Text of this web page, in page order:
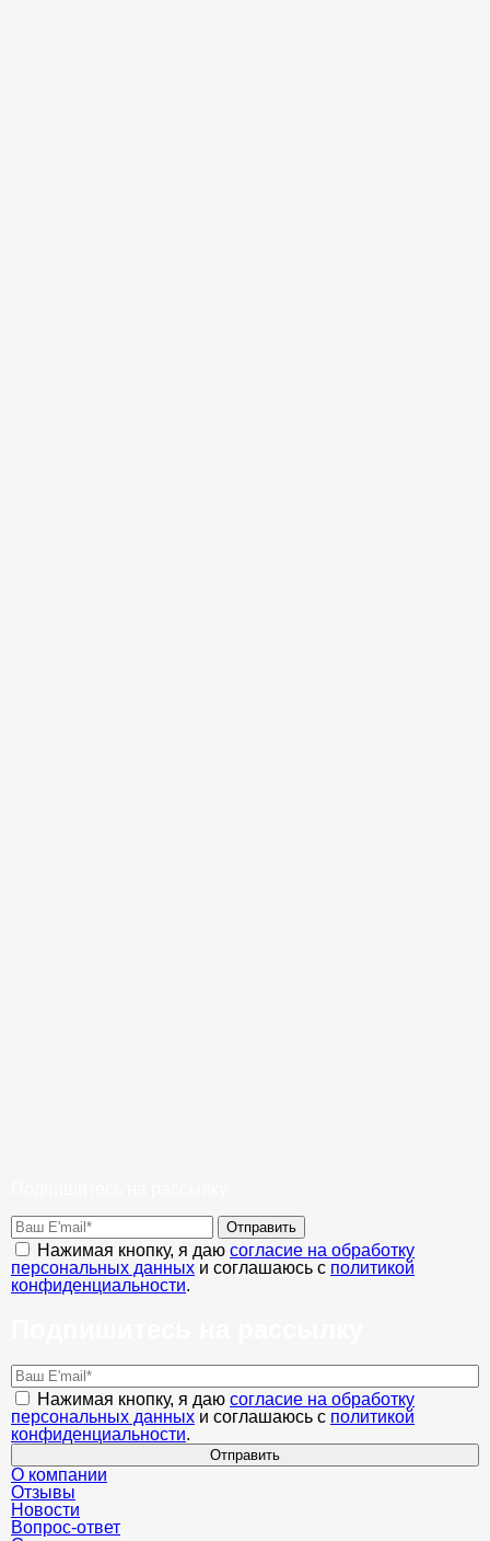
Отправить
Нажимая кнопку, я даю согласие на обработку
персональных данных и соглашаюсь с политикой
конфиденциальности.
Нажимая кнопку, я даю согласие на обработку
персональных данных и соглашаюсь с политикой
конфиденциальности.
Отправить
О компании
Отзывы
Новости
Вопрос-ответ